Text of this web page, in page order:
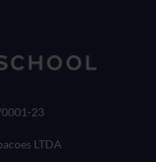
23
LTDA